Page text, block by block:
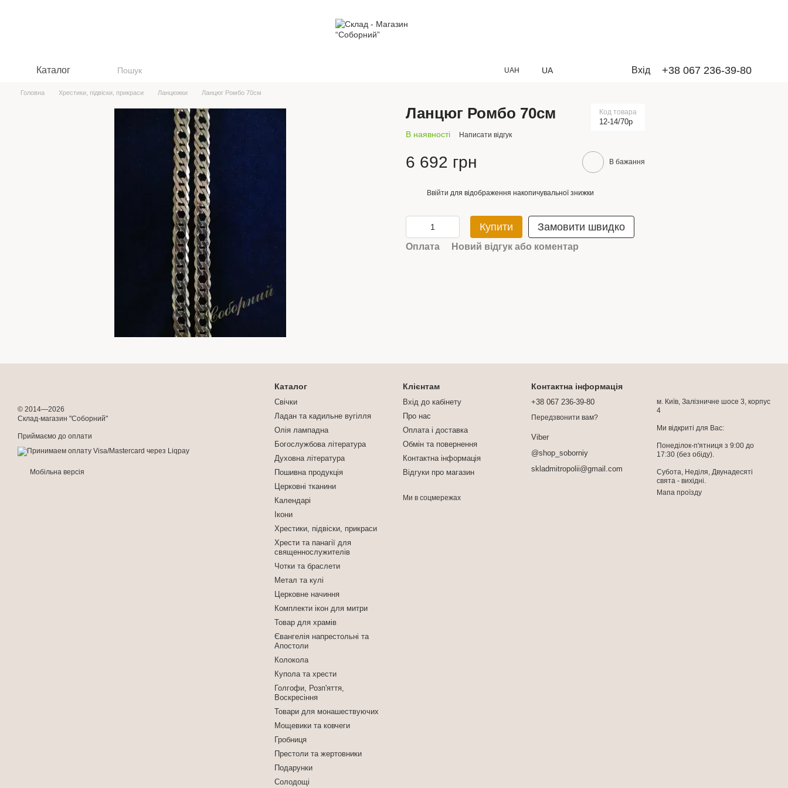
Каталог UAH UA Вхід +38 067 236-39-80
Головна Хрестики, підвіски, прикраси Ланцюжки Ланцюг Ромбо 70см
Ланцюг Ромбо 70см Код товара
12-14/70р
В наявності Написати відгук
6 692 грн В бажання
Ввійти для відображення накопичувальної знижки
Купити Замовити швидко
Оплата Новий відгук або коментар
© 2014—2026
Склад-магазин "Соборний"
Приймаємо до оплати
Мобільна версія
Каталог
Свічки
Ладан та кадильне вугілля
Олія лампадна
Богослужбова література
Духовна література
Пошивна продукція
Церковні тканини
Календарі
Ікони
Хрестики, підвіски, прикраси
Хрести та панагії для
священнослужителів
Чотки та браслети
Метал та кулі
Церковне начиння
Комплекти ікон для митри
Товар для храмів
Євангелія напрестольні та
Апостоли
Колокола
Купола та хрести
Голгофи, Розп'яття,
Воскресіння
Товари для монашествуючих
Мощевики та ковчеги
Гробниця
Престоли та жертовники
Подарунки
Солодощі
Клієнтам
Вхід до кабінету
Про нас
Оплата і доставка
Обмін та повернення
Контактна інформація
Відгуки про магазин
Ми в соцмережах
Контактна інформація
+38 067 236-39-80
Передзвонити вам?
Viber
@shop_soborniy
skladmitropolii@gmail.com
м. Київ, Залізничне шосе 3, корпус
4
Ми відкриті для Вас:
Понеділок-п'ятниця з 9:00 до
17:30 (без обіду).
Субота, Неділя, Двунадесяті
свята - вихідні.
Мапа проїзду